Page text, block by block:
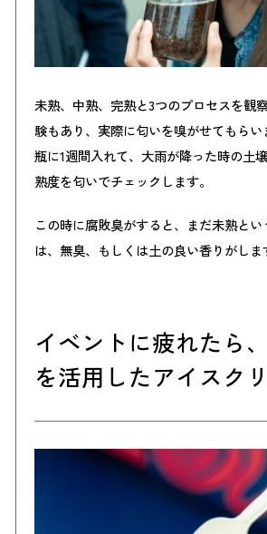
未熟、中熟、完熟と3つのプロセスを観
験もあり、実際に匂いを嗅がせてもら
瓶に1週間入れて、大雨が降った時の土
熟度を匂いでチェックします。
この時に腐敗臭がすると、まだ未熟と
は、無臭、もしくは土の良い香りがしま
イベントに疲れたら
を活用したアイスク